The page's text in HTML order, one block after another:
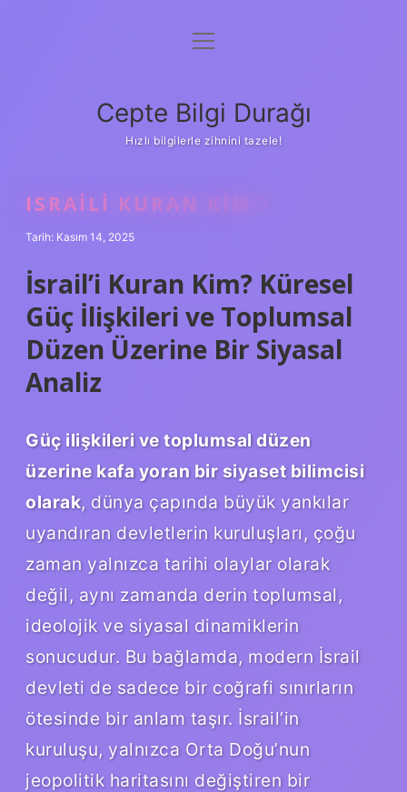
Anasayfa
Yasal Uyarı
menüyü
Cepte Bilgi Durağı
Hızlı bilgilerle zihnini tazele!
ISRAILI KURAN KIM ?
Tarih: Kasım 14, 2025
İsrail’i Kuran Kim? Küresel
Güç İlişkileri ve Toplumsal
Düzen Üzerine Bir Siyasal
Analiz
Güç ilişkileri ve toplumsal düzen
üzerine kafa yoran bir siyaset bilimcisi
olarak, dünya çapında büyük yankılar
uyandıran devletlerin kuruluşları, çoğu
zaman yalnızca tarihi olaylar olarak
değil, aynı zamanda derin toplumsal,
ideolojik ve siyasal dinamiklerin
sonucudur. Bu bağlamda, modern İsrail
devleti de sadece bir coğrafi sınırların
ötesinde bir anlam taşır. İsrail’in
kuruluşu, yalnızca Orta Doğu’nun
jeopolitik haritasını değiştiren bir